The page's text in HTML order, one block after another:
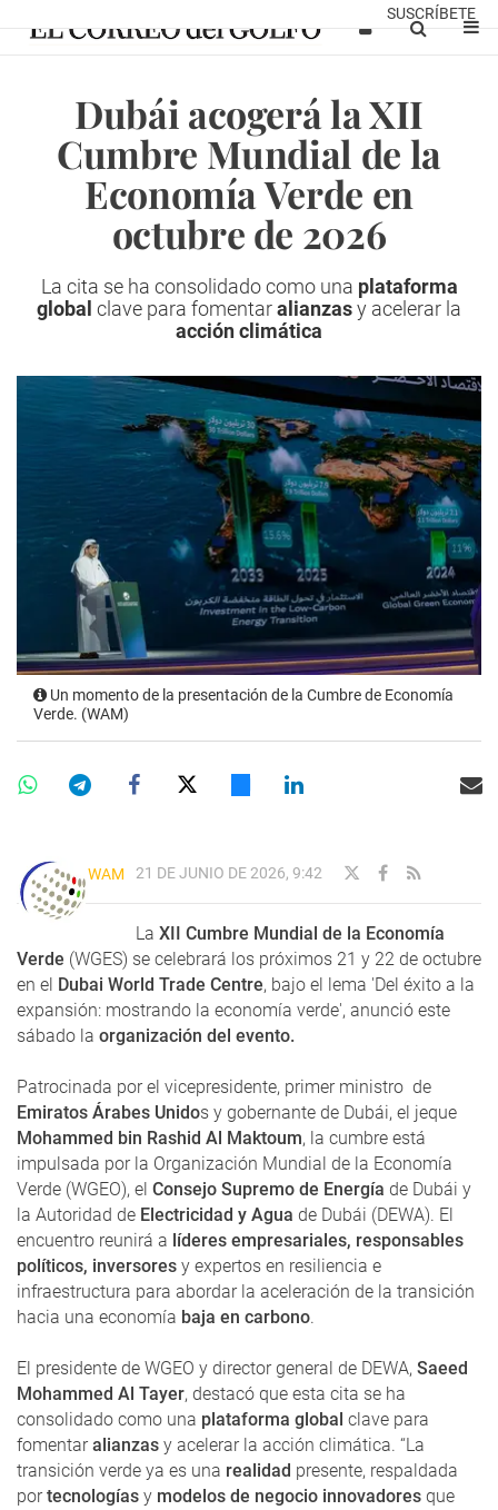
SUSCRÍBETE
Dubái acogerá la XII
Cumbre Mundial de la
Economía Verde en
octubre de 2026
La cita se ha consolidado como una plataforma
global clave para fomentaralianzasy acelerar la
acción climática
Un momento de la presentación de la Cumbre de Economía
Verde. (WAM)
WAM 21 DE JUNIO DE 2026, 9:42
La XII Cumbre Mundial de la Economía
Verde (WGES) se celebrará los próximos 21 y 22 de octubre
en el Dubai World Trade Centre, bajo el lema 'Del éxito a la
expansión: mostrando la economía verde', anunció este
sábado la organización del evento.
Patrocinada por el vicepresidente, primer ministro de
Emiratos Árabes Unidos y gobernante de Dubái, el jeque
Mohammed bin Rashid Al Maktoum, la cumbre está
impulsada por la Organización Mundial de la Economía
Verde (WGEO), el Consejo Supremo de Energía de Dubái y
la Autoridad de Electricidad y Agua de Dubái (DEWA). El
encuentro reunirá a líderes empresariales, responsables
políticos, inversores y expertos en resiliencia e
infraestructura para abordar la aceleración de la transición
hacia una economía baja en carbono.
El presidente de WGEO y director general de DEWA, Saeed
Mohammed Al Tayer, destacó que esta cita se ha
consolidado como una plataforma global clave para
fomentaralianzas y acelerar la acción climática. “La
transición verde ya es una realidad presente, respaldada
portecnologías y modelos de negocio innovadores que